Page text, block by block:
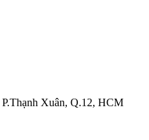
Xuân, Q.12, HCM